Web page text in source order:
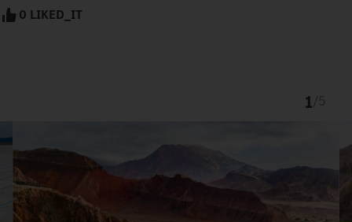
0 LIKED_IT
1